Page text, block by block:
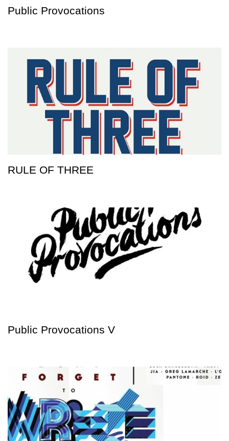
Public Provocations
RULE OF THREE
Public Provocations V